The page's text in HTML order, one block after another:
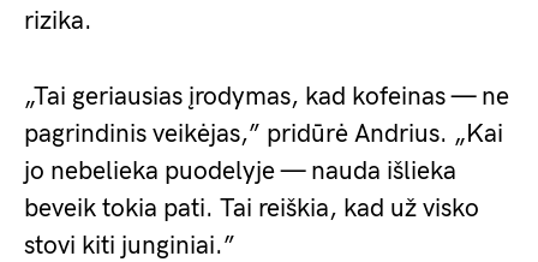
rizika.
„Tai geriausias įrodymas, kad kofeinas — ne
pagrindinis veikėjas,” pridūrė Andrius. „Kai
jo nebelieka puodelyje — nauda išlieka
beveik tokia pati. Tai reiškia, kad už visko
stovi kiti junginiai.”